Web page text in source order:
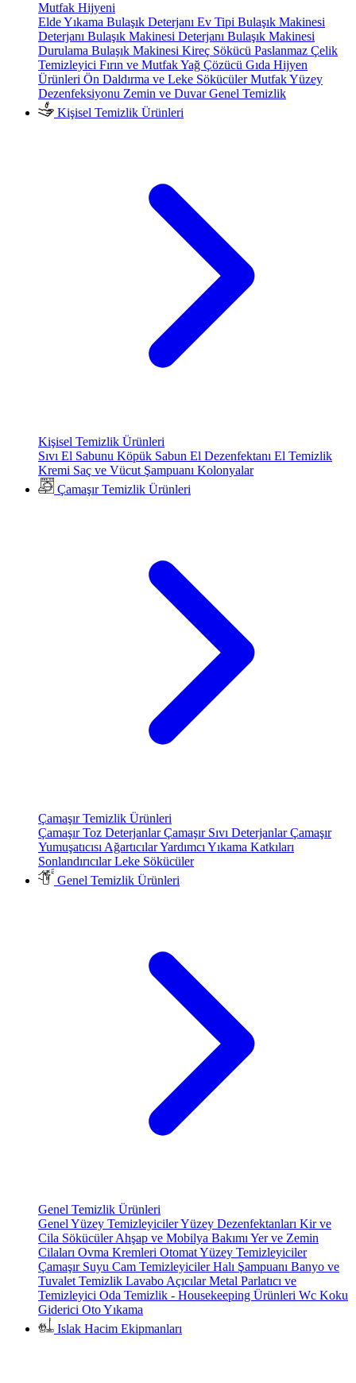
Mutfak Hijyeni
Elde Yıkama Bulaşık Deterjanı Ev Tipi Bulaşık Makinesi
Deterjanı Bulaşık Makinesi Deterjanı Bulaşık Makinesi
Durulama Bulaşık Makinesi Kireç Sökücü Paslanmaz Çelik
Temizleyici Fırın ve Mutfak Yağ Çözücü Gıda Hijyen
Ürünleri Ön Daldırma ve Leke SökücülerMutfak Yüzey
Dezenfeksiyonu Zemin ve Duvar Genel Temizlik
Kişisel Temizlik Ürünleri
Kişisel Temizlik Ürünleri
Sıvı El Sabunu Köpük Sabun El Dezenfektanı El Temizlik
Kremi Saç ve Vücut Şampuanı Kolonyalar
Çamaşır Temizlik Ürünleri
Çamaşır Temizlik Ürünleri
Çamaşır Toz DeterjanlarÇamaşır Sıvı DeterjanlarÇamaşır
Yumuşatıcısı AğartıcılarYardımcı Yıkama Katkıları
SonlandırıcılarLeke Sökücüler
Genel Temizlik Ürünleri
Genel Temizlik Ürünleri
Genel Yüzey TemizleyicilerYüzey Dezenfektanları Kir ve
Cila SökücülerAhşap ve Mobilya Bakımı Yer ve Zemin
Cilaları Ovma Kremleri Otomat Yüzey Temizleyiciler
Çamaşır Suyu Cam TemizleyicilerHalı Şampuanı Banyo ve
Tuvalet Temizlik Lavabo AçıcılarMetal Parlatıcı ve
Temizleyici Oda Temizlik - Housekeeping Ürünleri Wc Koku
Giderici Oto Yıkama
Islak Hacim Ekipmanları